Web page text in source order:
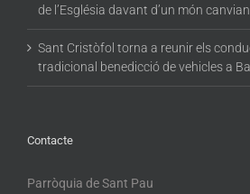
de l’Església davant d’un món
Sant Cristòfol torna a reunir els
tradicional benedicció de vehicles a
Contacte
Parròquia de Sant Pau